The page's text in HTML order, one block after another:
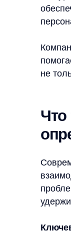
Что
типов: